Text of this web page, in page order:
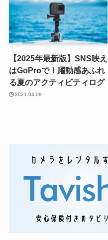
【2025年最新版】SNS映え
はGoProで！躍動感あふれ
る夏のアクティビティログ
2021.04.08